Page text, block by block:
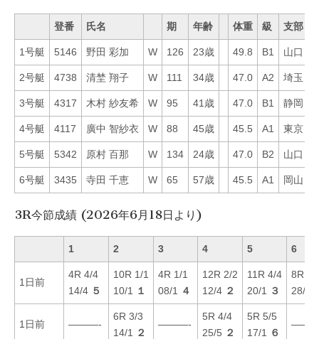
登番 氏名 期 年齢 体重 級 支部
1号艇 5146 野田 彩加 W 126 23歳 49.8 B1 山口
2号艇 4738 清埜 翔子 W 111 34歳 47.0 A2 埼玉
3号艇 4317 木村 紗友希 W 95 41歳 47.0 B1 静岡
4号艇 4117 廣中 智紗衣 W 88 45歳 45.5 A1 東京
5号艇 5342 原村 百那 W 134 24歳 47.0 B2 山口
6号艇 3435 寺田 千恵 W 65 57歳 45.5 A1 岡山
3R今節成績 (2026年6月18日より)
1 2 3 4 5 6
1日前
4R 4/4
14/4 ５
10R 1/1
10/1
１
4R 1/1
08/1
４
12R 2/2
12/4 ２
11R 4/4
20/1
３
8R 1/
28/5
1日前 ———-
6R 3/3
14/1
２
———-
5R 4/4
25/5 ２
5R 5/5
17/1
６